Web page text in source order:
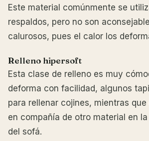
Este material comúnmente se
respaldos, pero no son
calurosos, pues el calor los
Relleno hipersoft
Esta clase de relleno es muy
deforma con facilidad, algunos
para rellenar cojines, mientras
en compañía de otro material en
del sofá.